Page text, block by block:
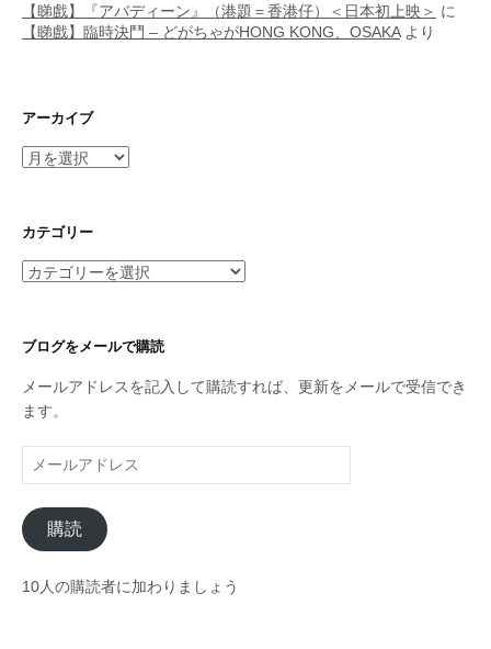
【睇戲】『アバディーン』（港題＝香港仔）＜日本初上映＞ に
【睇戲】臨時決鬥 – どがちゃがHONG KONG、OSAKAより
アーカイブ
ア
イ
カテゴリー
カ
リ
ブログをメールで購読
メールアドレスを記入して購読すれば、更新をメールで受信でき
ます。
ー
ル
ア
ド
レ
購読
10人の購読者に加わりましょう